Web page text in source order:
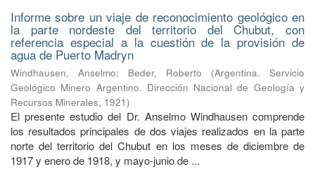
Informe sobre un viaje de reconocimiento geológico en
la parte nordeste del territorio del Chubut, con
referencia especial a la cuestión de la provisión de
agua de Puerto Madryn
Windhausen, Anselmo; Beder, Roberto (Argentina. Servicio
Geológico Minero Argentino. Dirección Nacional de Geología y
Recursos Minerales, 1921)
El presente estudio del Dr. Anselmo Windhausen comprende
los resultados principales de dos viajes realizados en la parte
norte del territorio del Chubut en los meses de diciembre de
1917 y enero de 1918, y mayo-junio de ...